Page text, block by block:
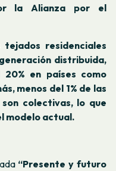
la Alianza por el
residenciales
distribuida,
en países como
menos del 1% de las
colectivas, lo que
modelo actual.
“Presente y futuro